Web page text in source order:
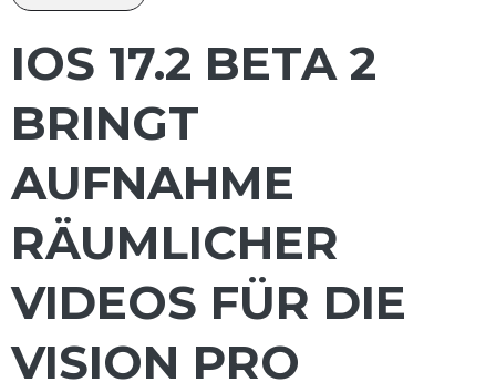
IOS 17.2 BETA 2
BRINGT
AUFNAHME
RÄUMLICHER
VIDEOS FÜR DIE
VISION PRO